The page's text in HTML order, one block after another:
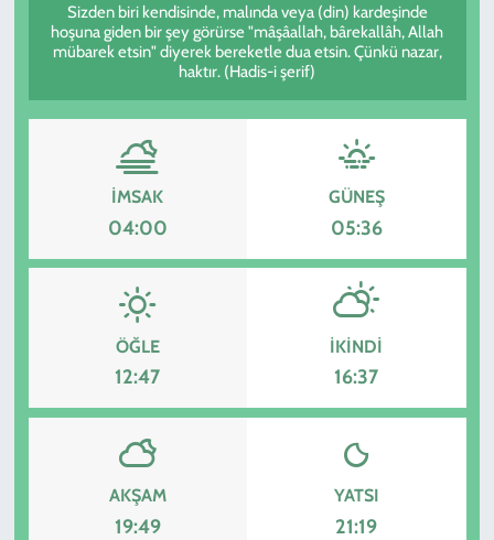
Sizden biri kendisinde, malında veya (din) kardeşinde
hoşuna giden bir şey görürse "mâşâallah, bârekallâh, Allah
mübarek etsin" diyerek bereketle dua etsin. Çünkü nazar,
haktır. (Hadis-i şerif)
İMSAK
04:00
GÜNEŞ
05:36
ÖĞLE
12:47
İKINDI
16:37
AKŞAM
19:49
YATSI
21:19
SPOR
Haber Arşivi